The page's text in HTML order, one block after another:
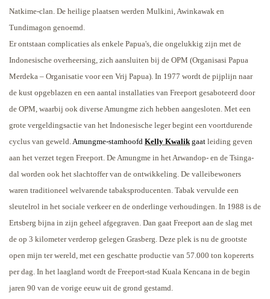
Natkime-clan. De heilige plaatsen werden Mulkini, Awinkawak en
Tundimagon genoemd.
Er ontstaan complicaties als enkele Papua's, die ongelukkig zijn met de
Indonesische overheersing, zich aansluiten bij de OPM (Organisasi Papua
Merdeka – Organisatie voor een Vrij Papua). In 1977 wordt de pijplijn naar
de kust opgeblazen en een aantal installaties van Freeport gesaboteerd door
de OPM, waarbij ook diverse Amungme zich hebben aangesloten. Met een
grote vergeldingsactie van het Indonesische leger begint een voortdurende
cyclus van geweld. Amungme-stamhoofd Kelly Kwalik gaat leiding geven
aan het verzet tegen Freeport. De Amungme in het Arwandop- en de Tsinga-
dal worden ook het slachtoffer van de ontwikkeling. De valleibewoners
waren traditioneel welvarende tabaksproducenten. Tabak vervulde een
sleutelrol in het sociale verkeer en de onderlinge verhoudingen. In 1988 is de
Ertsberg bijna in zijn geheel afgegraven. Dan gaat Freeport aan de slag met
de op 3 kilometer verderop gelegen Grasberg. Deze plek is nu de grootste
open mijn ter wereld, met een geschatte productie van 57.000 ton kopererts
per dag. In het laagland wordt de Freeport-stad Kuala Kencana in de begin
jaren 90 van de vorige eeuw uit de grond gestamd.